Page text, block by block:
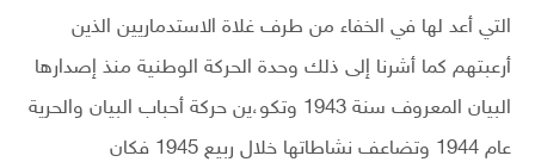
التي أعد لها في الخفاء من طرف غلاة الاستدماريين الذين
أرعبتهم كما أشرنا إلى ذلك وحدة الحركة الوطنية منذ إصدارها
البيان المعروف سنة 1943 وتكو،ين حركة أحباب البيان والحرية
عام 1944 وتضاعف نشاطاتها خلال ربيع 1945 فكان